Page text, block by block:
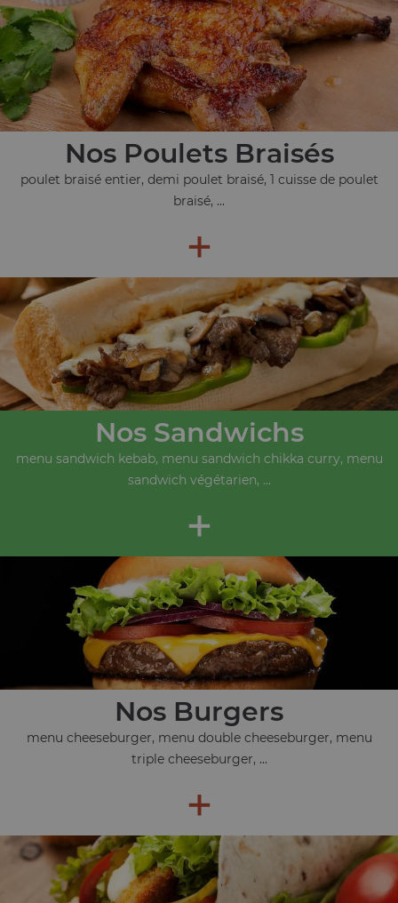
Nos Poulets Braisés
poulet braisé entier, demi poulet braisé, 1 cuisse de poulet
braisé, ...
+
Nos Sandwichs
menu sandwich kebab, menu sandwich chikka curry, menu
sandwich végétarien, ...
+
Nos Burgers
menu cheeseburger, menu double cheeseburger, menu
triple cheeseburger, ...
+